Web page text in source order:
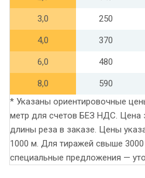
3,0 250
4,0 370
6,0 480
8,0 590
* Указаны ориентировочные
метр для счетов БЕЗ НДС. Цена
длины реза в заказе. Цены
1000 м. Для тиражей свыше
специальные предложения —